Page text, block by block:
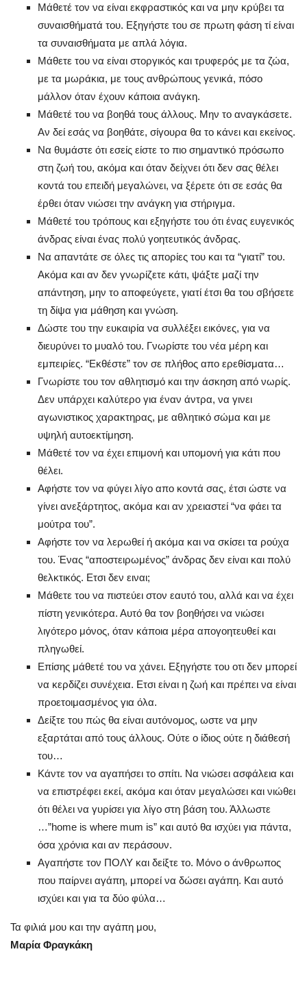
Μάθετέ τον να είναι εκφραστικός και να μην κρύβει τα
συναισθήματά του. Εξηγήστε του σε πρωτη φάση τί είναι
τα συναισθήματα με απλά λόγια.
Μάθετε του να είναι στοργικός και τρυφερός με τα ζώα,
με τα μωράκια, με τους ανθρώπους γενικά, πόσο
μάλλον όταν έχουν κάποια ανάγκη.
Μάθετέ του να βοηθά τους άλλους. Μην το αναγκάσετε.
Αν δεί εσάς να βοηθάτε, σίγουρα θα το κάνει και εκείνος.
Να θυμάστε ότι εσείς είστε το πιο σημαντικό πρόσωπο
στη ζωή του, ακόμα και όταν δείχνει ότι δεν σας θέλει
κοντά του επειδή μεγαλώνει, να ξέρετε ότι σε εσάς θα
έρθει όταν νιώσει την ανάγκη για στήριγμα.
Μάθετέ του τρόπους και εξηγήστε του ότι ένας ευγενικός
άνδρας είναι ένας πολύ γοητευτικός άνδρας.
Να απαντάτε σε όλες τις απορίες του και τα “γιατί” του.
Ακόμα και αν δεν γνωρίζετε κάτι, ψάξτε μαζί την
απάντηση, μην το αποφεύγετε, γιατί έτσι θα του σβήσετε
τη δίψα για μάθηση και γνώση.
Δώστε του την ευκαιρία να συλλέξει εικόνες, για να
διευρύνει το μυαλό του. Γνωρίστε του νέα μέρη και
εμπειρίες. “Εκθέστε” τον σε πλήθος απο ερεθίσματα…
Γνωρίστε του τον αθλητισμό και την άσκηση από νωρίς.
Δεν υπάρχει καλύτερο για έναν άντρα, να γινει
αγωνιστικος χαρακτηρας, με αθλητικό σώμα και με
υψηλή αυτοεκτίμηση.
Μάθετέ τον να έχει επιμονή και υπομονή για κάτι που
θέλει.
Αφήστε τον να φύγει λίγο απο κοντά σας, έτσι ώστε να
γίνει ανεξάρτητος, ακόμα και αν χρειαστεί “να φάει τα
μούτρα του”.
Αφήστε τον να λερωθεί ή ακόμα και να σκίσει τα ρούχα
του. Ένας “αποστειρωμένος” άνδρας δεν είναι και πολύ
θελκτικός. Ετσι δεν ειναι;
Mάθετε του να πιστεύει στον εαυτό του, αλλά και να έχει
πίστη γενικότερα. Αυτό θα τον βοηθήσει να νιώσει
λιγότερο μόνος, όταν κάποια μέρα απογοητευθεί και
πληγωθεί.
Επίσης μάθετέ του να χάνει. Εξηγήστε του οτι δεν μπορεί
να κερδίζει συνέχεια. Ετσι είναι η ζωή και πρέπει να είναι
προετοιμασμένος για όλα.
Δείξτε του πώς θα είναι αυτόνομος, ωστε να μην
εξαρτάται από τους άλλους. Ούτε ο ίδιος ούτε η διάθεσή
του…
Κάντε τον να αγαπήσει το σπίτι. Να νιώσει ασφάλεια και
να επιστρέφει εκεί, ακόμα και όταν μεγαλώσει και νιώθει
ότι θέλει να γυρίσει για λίγο στη βάση του. Άλλωστε
…”home is where mum is” και αυτό θα ισχύει για πάντα,
όσα χρόνια και αν περάσουν.
Αγαπήστε τον ΠΟΛΥ και δείξτε το. Μόνο ο άνθρωπος
που παίρνει αγάπη, μπορεί να δώσει αγάπη. Και αυτό
ισχύει και για τα δύο φύλα…
Τα φιλιά μου και την αγάπη μου,
Μαρία Φραγκάκη